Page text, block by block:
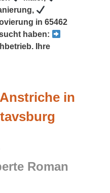
in 65462
haben:
Ihre
in
Roman